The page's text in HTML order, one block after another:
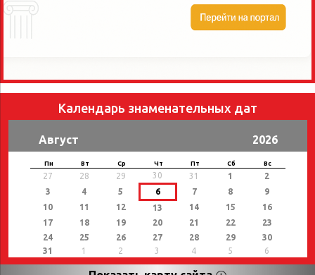
Календарь знаменательных дат
Август 2026
Пн Вт Ср Чт Пт Сб Вс
27 28 29 30 31 1
2
3
4 5 6 7 8
9
10
11 12 13 14 15
16
17
18 19 20 21 22
23
24
25 26 27 28 29
30
31
1 2 3 4 5 6